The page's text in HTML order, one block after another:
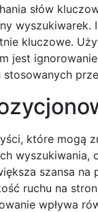
słów
kluczowe.
jest
które mogą
wyszukiwania,
szansa
ruchu na
wpływa